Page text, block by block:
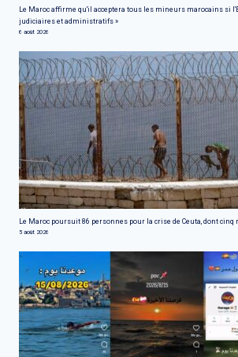
Le Maroc affirme qu'il acceptera tous les mineurs marocains si
judiciaires et administratifs »
6 août 2026
Le Maroc poursuit 86 personnes pour la crise de Ceuta, dont
5 août 2026